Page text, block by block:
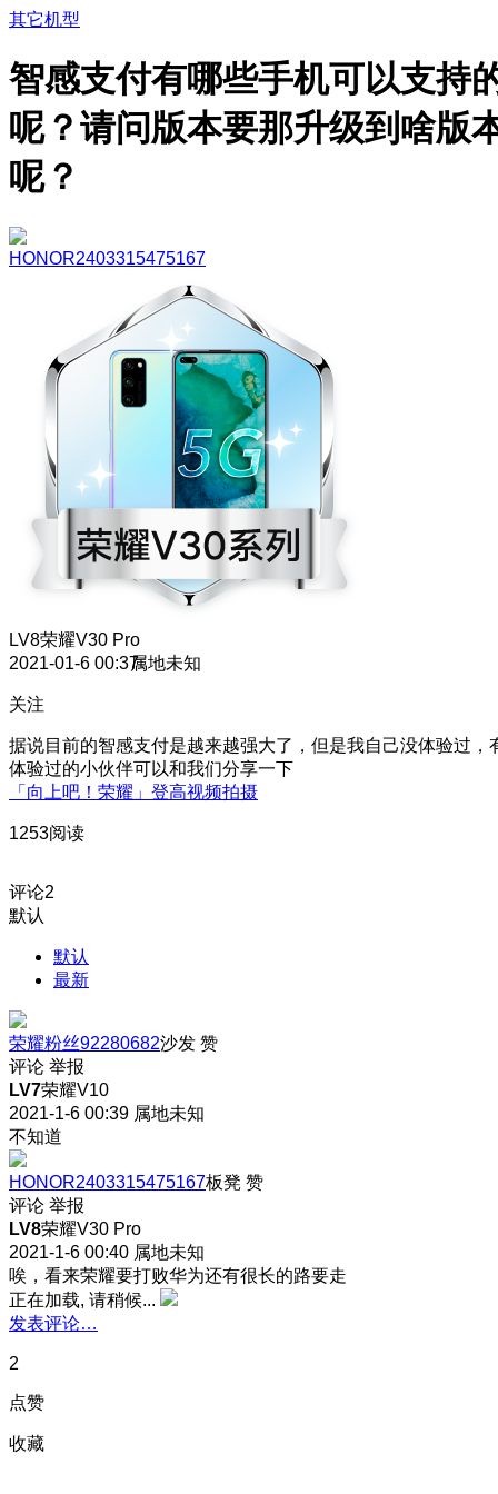
其它机型
智感支付有哪些手机可以支持
呢？请问版本要那升级到啥版
呢？
HONOR2403315475167
LV8荣耀V30 Pro
2021-01-6 00:37属地未知
关注
据说目前的智感支付是越来越强大了，但是我自己没体验过，
体验过的小伙伴可以和我们分享一下
「向上吧！荣耀」登高视频拍摄
1253阅读
评论2
默认
默认
最新
荣耀粉丝92280682沙发 赞
评论 举报
LV7荣耀V10
2021-1-6 00:39 属地未知
不知道
HONOR2403315475167板凳 赞
评论 举报
LV8荣耀V30 Pro
2021-1-6 00:40 属地未知
唉，看来荣耀要打败华为还有很长的路要走
正在加载, 请稍候...
发表评论…
2
点赞
收藏